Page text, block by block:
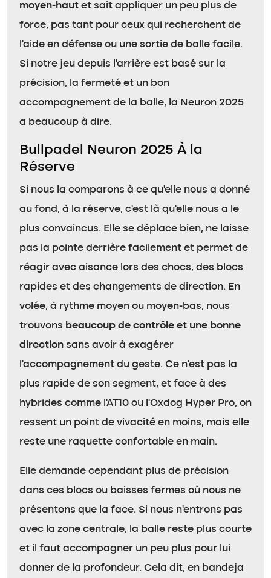
moyen-haut et sait appliquer un peu plus de
force, pas tant pour ceux qui recherchent de
l’aide en défense ou une sortie de balle facile.
Si notre jeu depuis l’arrière est basé sur la
précision, la fermeté et un bon
accompagnement de la balle, la Neuron 2025
a beaucoup à dire.
Bullpadel Neuron 2025 À la
Réserve
Si nous la comparons à ce qu’elle nous a donné
au fond, à la réserve, c’est là qu’elle nous a le
plus convaincus. Elle se déplace bien, ne laisse
pas la pointe derrière facilement et permet de
réagir avec aisance lors des chocs, des blocs
rapides et des changements de direction. En
volée, à rythme moyen ou moyen-bas, nous
trouvons beaucoup de contrôle et une bonne
direction sans avoir à exagérer
l’accompagnement du geste. Ce n’est pas la
plus rapide de son segment, et face à des
hybrides comme l’AT10 ou l’Oxdog Hyper Pro, on
ressent un point de vivacité en moins, mais elle
reste une raquette confortable en main.
Elle demande cependant plus de précision
dans ces blocs ou baisses fermes où nous ne
présentons que la face. Si nous n’entrons pas
avec la zone centrale, la balle reste plus courte
et il faut accompagner un peu plus pour lui
donner de la profondeur. Cela dit, en bandeja